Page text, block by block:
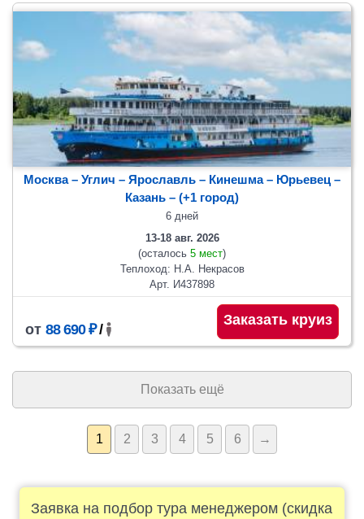
Москва – Углич – Ярославль – Кинешма – Юрьевец –
Казань – (+1 город)
6 дней
13-18 авг. 2026
(осталось 5 мест)
Теплоход: Н.А. Некрасов
Арт. И437898
от 88 690 ₽/
Заказать круиз
Показать ещё
1 2 3 4 5 6 →
Заявка на подбор тура менеджером (скидка